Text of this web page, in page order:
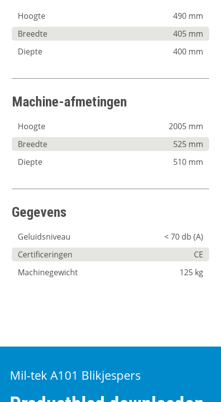
Hoogte
490 mm
Breedte
405 mm
Diepte
400 mm
Machine-afmetingen
Hoogte
2005 mm
Breedte
525 mm
Diepte
510 mm
Gegevens
Geluidsniveau
< 70 db (A)
Certificeringen
CE
Machinegewicht
125 kg
Mil-tek A101 Blikjespers